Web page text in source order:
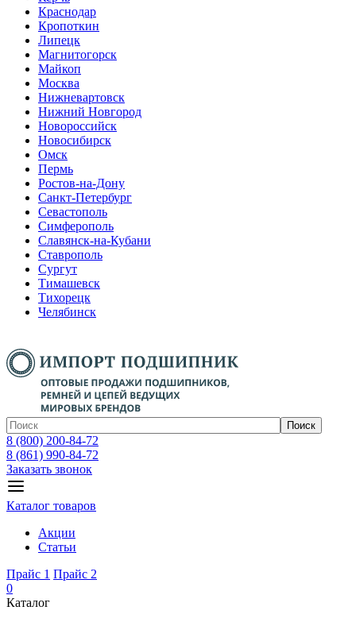
Краснодар
Кропоткин
Липецк
Магнитогорск
Майкоп
Москва
Нижневартовск
Нижний Новгород
Новороссийск
Новосибирск
Омск
Пермь
Ростов-на-Дону
Санкт-Петербург
Севастополь
Симферополь
Славянск-на-Кубани
Ставрополь
Сургут
Тимашевск
Тихорецк
Челябинск
Поиск
8 (800) 200-84-72
8 (861) 990-84-72
Заказать звонок
Каталог товаров
Акции
Статьи
Прайс 1 Прайс 2
0
Каталог